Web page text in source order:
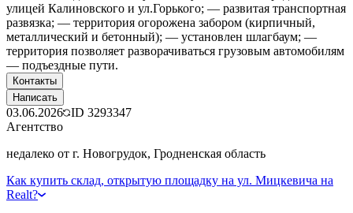
улицей Калиновского и ул.Горького; — развитая транспортная
развязка; — территория огорожена забором (кирпичный,
металлический и бетонный); — установлен шлагбаум; —
территория позволяет разворачиваться грузовым автомобилям
— подъездные пути.
Контакты
Написать
03.06.2026 ID 3293347
Агентство
недалеко от г. Новогрудок, Гродненская область
Как купить склад, открытую площадку на ул. Мицкевича на
Realt?